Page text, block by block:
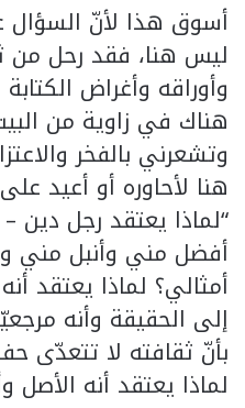
أسوق هذا لأنّ السؤال
ليس هنا، فقد رحل من
وأوراقه وأغراض
هناك في زاوية من
وتشعرني بالفخر
هنا لأحاوره أو أعيد
“لماذا يعتقد رجل دين
أفضل مني وأنبل مني
أمثالي؟ لماذا يعتقد
إلى الحقيقة وأنه
بأنّ ثقافته لا تتعدّى
لماذا يعتقد أنه الأصل